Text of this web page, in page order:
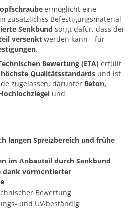
ermöglicht eine
zusätzliches Befestigungsmaterial
Senkbund sorgt dafür, dass der
versenkt werden kann – für
.
Bewertung (ETA) erfüllt
höchste Qualitätsstandards und ist
zugelassen, darunter Beton,
und
langen Spreizbereich und frühe
im Anbauteil durch Senkbund
dank vormontierter
Bewertung
und UV-beständig